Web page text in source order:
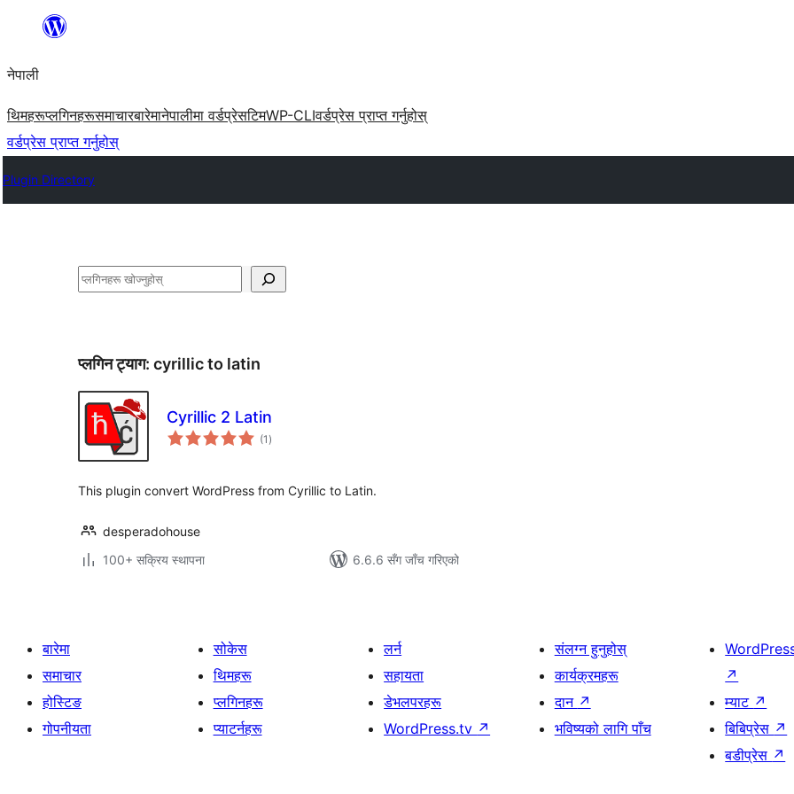
सामग्रीमा
नेपाली
थिमहरूप्लगिनहरूसमाचारबारेमानेपालीमा वर्डप्रेसटिमWP-CLIवर्डप्रेस प्राप्त गर्नुहोस्
वर्डप्रेस प्राप्त गर्नुहोस्
Plugin Directory
खोज्नुहोस्
प्लगिन ट्याग: cyrillic to latin
Cyrillic 2 Latin
(1 कुल
रेटिङ्गहरू
)
This plugin convert WordPress from Cyrillic to Latin.
desperadohouse
100+ सक्रिय स्थापना
6.6.6 सँग जाँच गरिएको
बारेमा
समाचार
होस्टिङ
गोपनीयता
सोकेस
थिमहरू
प्लगिनहरू
प्याटर्नहरू
लर्न
सहायता
डेभलपरहरू
WordPress.tv ↗
संलग्न हुनुहोस्
कार्यक्रमहरू
दान ↗
भविष्यको लागि पाँच
↗
म्याट ↗
बिबिप्रेस ↗
बडीप्रेस ↗